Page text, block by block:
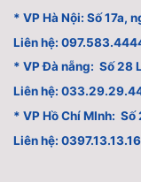
* VP Hà Nội: Số 17a,
Liên hệ:
* VP Đà nẵng: Số 28
Liên hệ:
* VP Hồ Chí MInh: Số
Liên hệ: 0397.13.13.16